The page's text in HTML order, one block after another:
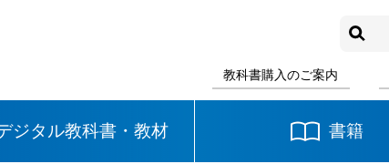
教科書購入のご案内
ジタル教科書・教材 書籍